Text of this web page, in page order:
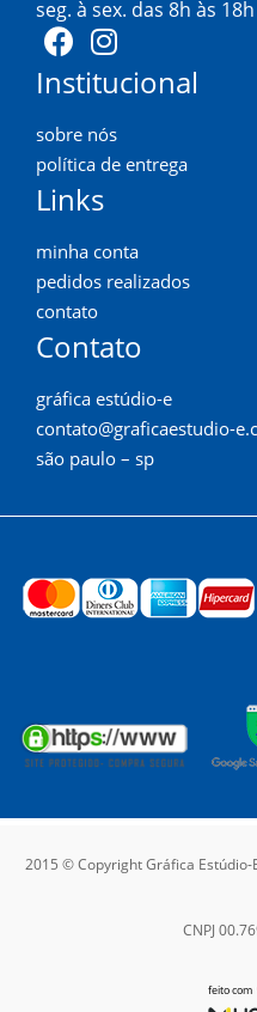
seg. à sex. das 8h às 18h
Institucional
sobre nós
política de entrega
Links
minha conta
pedidos realizados
contato
Contato
gráfica estúdio-e
contato@graficaestudio-
são paulo – sp
2015 © Copyright Gráfica Estúdio-
CNPJ
feito com